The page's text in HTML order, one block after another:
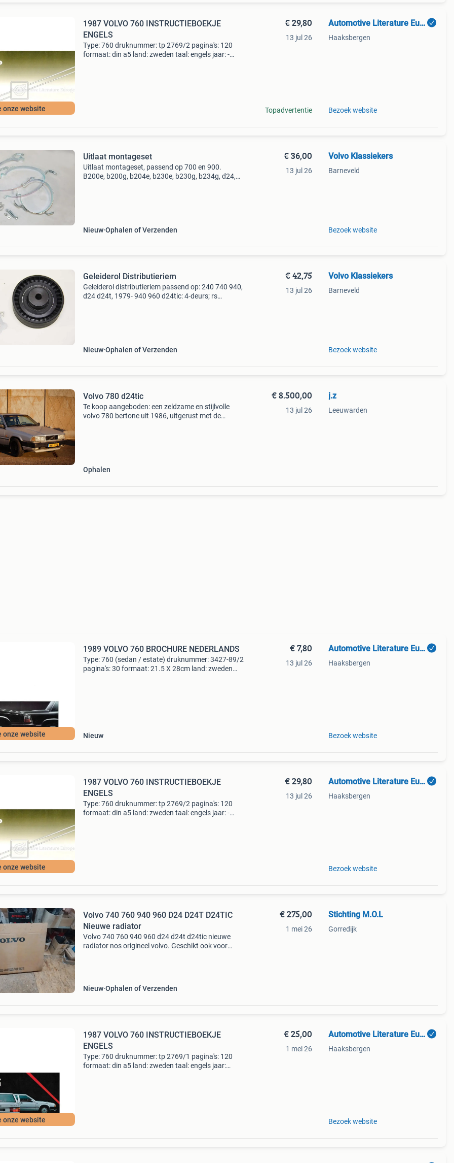
onze website
1987 VOLVO 760 INSTRUCTIEBOEKJE
ENGELS
Type: 760 druknummer: tp 2769/2 pagina's: 120
formaat: din a5 land: zweden taal: engels jaar: -
€ 29,80
13 jul 26
Topadvertentie
Automotive Literature Europe
Haaksbergen
Bezoek website
Uitlaat montageset
Uitlaat montageset, passend op 700 en 900.
B200e, b200g, b204e, b230e, b230g, b234g, d24,
Nieuw Ophalen of Verzenden
€ 36,00
13 jul 26
Volvo Klassiekers
Barneveld
Bezoek website
Geleiderol Distributieriem
Geleiderol distributieriem passend op: 240 740 940,
d24 d24t, 1979- 940 960 d24tic: 4-deurs; rs
Nieuw Ophalen of Verzenden
€ 42,75
13 jul 26
Volvo Klassiekers
Barneveld
Bezoek website
Volvo 780 d24tic
Te koop aangeboden: een zeldzame en stijlvolle
volvo 780 bertone uit 1986, uitgerust met de
Ophalen
€ 8.500,00
13 jul 26
j.z
Leeuwarden
onze website
1989 VOLVO 760 BROCHURE NEDERLANDS
Type: 760 (sedan / estate) druknummer: 3427-89/2
pagina's: 30 formaat: 21.5 X 28cm land: zweden
Nieuw
€ 7,80
13 jul 26
Automotive Literature Europe
Haaksbergen
Bezoek website
onze website
1987 VOLVO 760 INSTRUCTIEBOEKJE
ENGELS
Type: 760 druknummer: tp 2769/2 pagina's: 120
formaat: din a5 land: zweden taal: engels jaar: -
€ 29,80
13 jul 26
Automotive Literature Europe
Haaksbergen
Bezoek website
Volvo 740 760 940 960 D24 D24T D24TIC
Nieuwe radiator
Volvo 740 760 940 960 d24 d24t d24tic nieuwe
radiator nos origineel volvo. Geschikt ook voor
Nieuw Ophalen of Verzenden
€ 275,00
1 mei 26
Stichting M.O.L
Gorredijk
onze website
1987 VOLVO 760 INSTRUCTIEBOEKJE
ENGELS
Type: 760 druknummer: tp 2769/1 pagina's: 120
formaat: din a5 land: zweden taal: engels jaar:
€ 25,00
1 mei 26
Automotive Literature Europe
Haaksbergen
Bezoek website